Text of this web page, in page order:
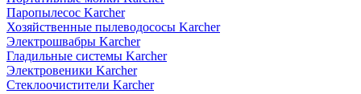
Паропылесос Karcher
Хозяйственные пылеводососы Karcher
Электрошвабры Karcher
Гладильные системы Karcher
Электровеники Karcher
Стеклоочистители Karcher